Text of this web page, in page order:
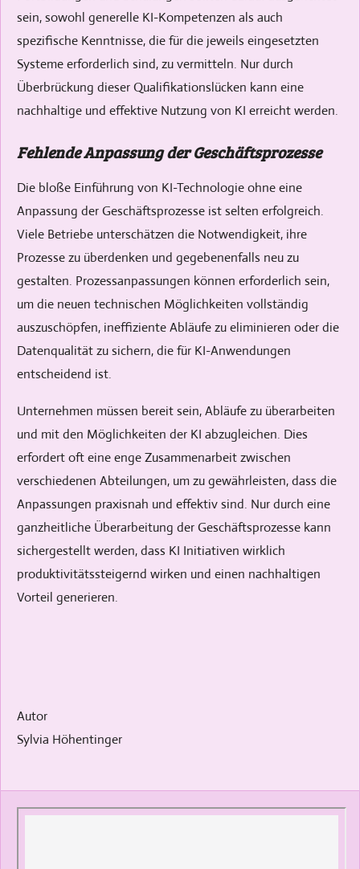
sein, sowohl generelle KI-Kompetenzen als auch
spezifische Kenntnisse, die für die jeweils eingesetzten
Systeme erforderlich sind, zu vermitteln. Nur durch
Überbrückung dieser Qualifikationslücken kann eine
nachhaltige und effektive Nutzung von KI erreicht werden.
Fehlende Anpassung der Geschäftsprozesse
Die bloße Einführung von KI-Technologie ohne eine
Anpassung der Geschäftsprozesse ist selten erfolgreich.
Viele Betriebe unterschätzen die Notwendigkeit, ihre
Prozesse zu überdenken und gegebenenfalls neu zu
gestalten. Prozessanpassungen können erforderlich sein,
um die neuen technischen Möglichkeiten vollständig
auszuschöpfen, ineffiziente Abläufe zu eliminieren oder die
Datenqualität zu sichern, die für KI-Anwendungen
entscheidend ist.
Unternehmen müssen bereit sein, Abläufe zu überarbeiten
und mit den Möglichkeiten der KI abzugleichen. Dies
erfordert oft eine enge Zusammenarbeit zwischen
verschiedenen Abteilungen, um zu gewährleisten, dass die
Anpassungen praxisnah und effektiv sind. Nur durch eine
ganzheitliche Überarbeitung der Geschäftsprozesse kann
sichergestellt werden, dass KI Initiativen wirklich
produktivitätssteigernd wirken und einen nachhaltigen
Vorteil generieren.
Autor
Sylvia Höhentinger